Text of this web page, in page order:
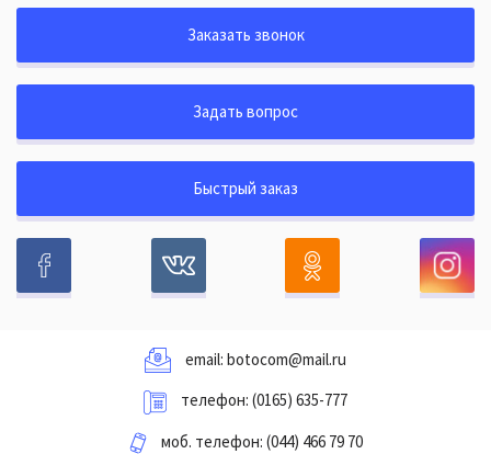
Заказать звонок
Задать вопрос
Быстрый заказ
email: botocom@mail.ru
телефон: (0165) 635-777
моб. телефон: (044) 466 79 70